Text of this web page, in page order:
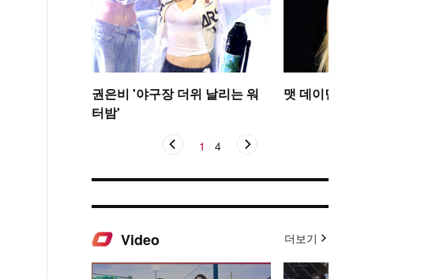
권은비 '야구장 더위 날리는 워
터밤'
맷 데이먼 딸, 인형 미모
1 4
Video 더보기